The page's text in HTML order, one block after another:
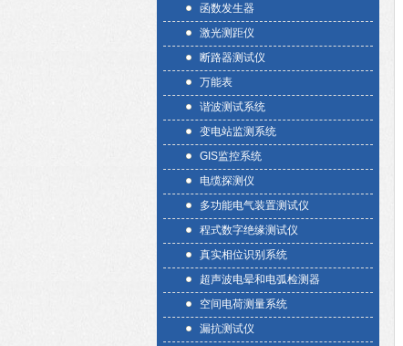
函数发生器
激光测距仪
断路器测试仪
万能表
谐波测试系统
变电站监测系统
GIS监控系统
电缆探测仪
多功能电气装置测试仪
程式数字绝缘测试仪
真实相位识别系统
超声波电晕和电弧检测器
空间电荷测量系统
漏抗测试仪